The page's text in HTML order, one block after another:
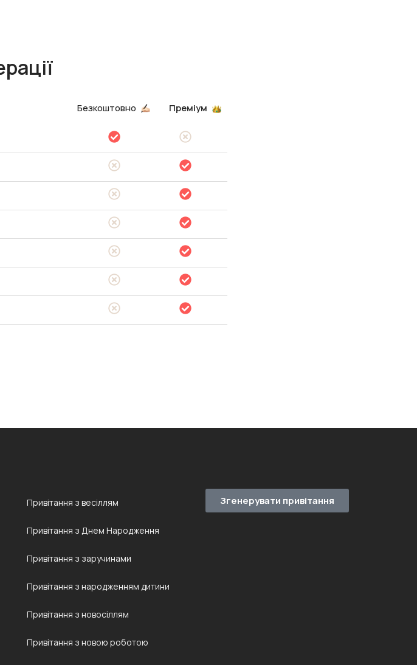
Безкоштовно Преміум
Привітання з весіллям
Привітання з Днем Народження
Привітання з заручинами
Привітання з народженням дитини
Привітання з новосіллям
Привітання з новою роботою
Згенерувати привітання